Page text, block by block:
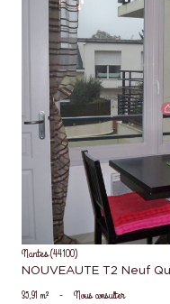
Nantes (44100)
NOUVEAUTE T2 Neuf
35,91 m²
- Nous consulter